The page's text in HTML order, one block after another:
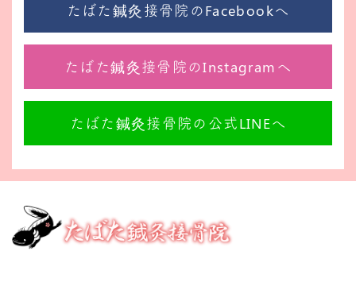
たばた鍼灸接骨院のFacebookへ
たばた鍼灸接骨院のInstagramへ
たばた鍼灸接骨院の公式LINEへ